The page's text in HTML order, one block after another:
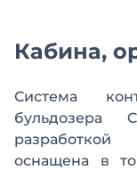
Кабина,
Система
бульдозера
оснащена в